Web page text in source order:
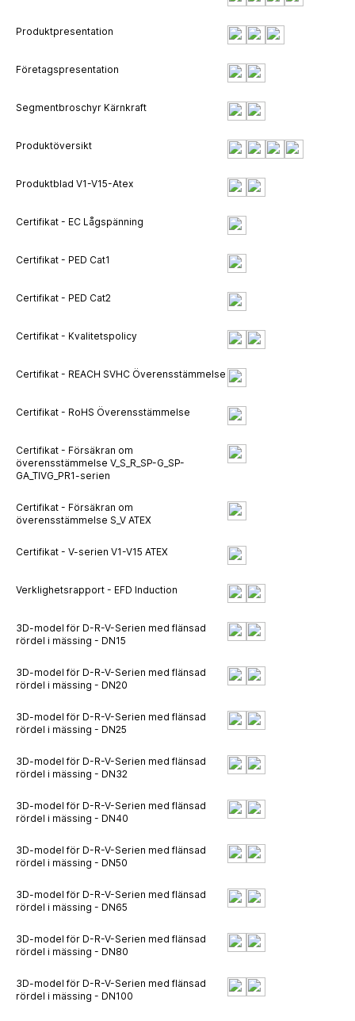
Produktpresentation
Företagspresentation
Segmentbroschyr Kärnkraft
Produktöversikt
Produktblad V1-V15-Atex
Certifikat - EC Lågspänning
Certifikat - PED Cat1
Certifikat - PED Cat2
Certifikat - Kvalitetspolicy
Certifikat - REACH SVHC Överensstämmelse
Certifikat - RoHS Överensstämmelse
Certifikat - Försäkran om
överensstämmelse V_S_R_SP-G_SP-
GA_TIVG_PR1-serien
Certifikat - Försäkran om
överensstämmelse S_V ATEX
Certifikat - V-serien V1-V15 ATEX
Verklighetsrapport - EFD Induction
3D-model för D-R-V-Serien med flänsad
rördel i mässing - DN15
3D-model för D-R-V-Serien med flänsad
rördel i mässing - DN20
3D-model för D-R-V-Serien med flänsad
rördel i mässing - DN25
3D-model för D-R-V-Serien med flänsad
rördel i mässing - DN32
3D-model för D-R-V-Serien med flänsad
rördel i mässing - DN40
3D-model för D-R-V-Serien med flänsad
rördel i mässing - DN50
3D-model för D-R-V-Serien med flänsad
rördel i mässing - DN65
3D-model för D-R-V-Serien med flänsad
rördel i mässing - DN80
3D-model för D-R-V-Serien med flänsad
rördel i mässing - DN100